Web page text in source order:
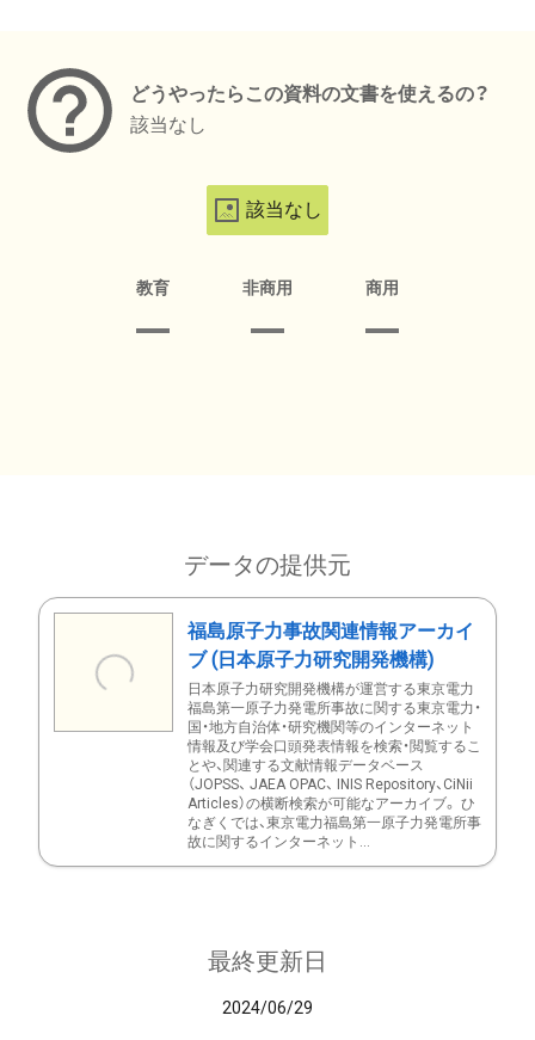
どうやったらこの資料の文書を使えるの？
該当なし
該当なし
教育 非商用 商用
データの提供元
福島原子力事故関連情報アーカイ
ブ (日本原子力研究開発機構)
日本原子力研究開発機構が運営する東京電力
福島第一原子力発電所事故に関する東京電力・
国・地方自治体・研究機関等のインターネット
情報及び学会口頭発表情報を検索・閲覧するこ
とや、関連する文献情報データベース
（JOPSS、 JAEA OPAC、 INIS Repository、CiNii
Articles）の横断検索が可能なアーカイブ。 ひ
なぎくでは、東京電力福島第一原子力発電所事
故に関するインターネット...
最終更新日
2024/06/29